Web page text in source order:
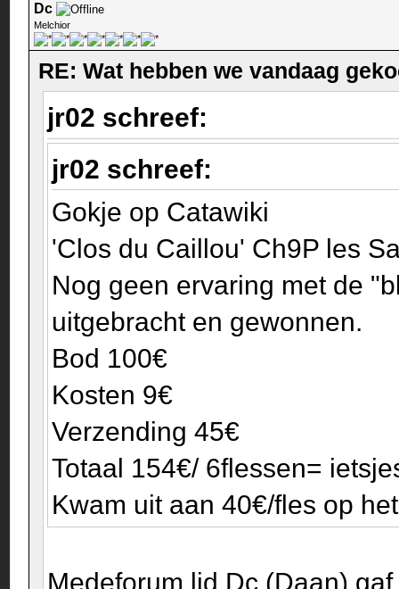
Dc
Melchior
RE: Wat hebben we vandaag
jr02 schreef:
jr02 schreef:
Gokje op Catawiki
'Clos du Caillou' Ch9P les
Nog geen ervaring met de
uitgebracht en gewonnen.
Bod 100€
Kosten 9€
Verzending 45€
Totaal 154€/ 6flessen=
Kwam uit aan 40€/fles op
Medeforum lid Dc (Daan)